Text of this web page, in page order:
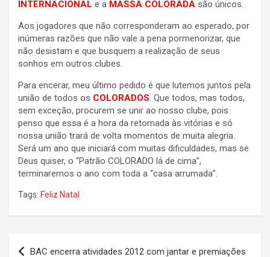
INTERNACIONAL e a MASSA COLORADA são únicos.
Aos jogadores que não corresponderam ao esperado, por
inúmeras razões que não vale a pena pormenorizar, que
não desistam e que busquem a realização de seus
sonhos em outros clubes.
Para encerar, meu último pedido é que lutemos juntos pela
união de todos os COLORADOS. Que todos, mas todos,
sem exceção, procurem se unir ao nosso clube, pois
penso que essa é a hora da retomada às vitórias e só
nossa união trará de volta momentos de muita alegria.
Será um ano que iniciará com muitas dificuldades, mas se
Deus quiser, o “Patrão COLORADO lá de cima”,
terminaremos o ano com toda a “casa arrumada”.
Tags: Feliz Natal
Navegação
BAC encerra atividades 2012 com jantar e premiações